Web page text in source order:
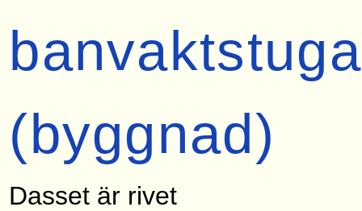
banvaktstuga
(byggnad)
Dasset är rivet